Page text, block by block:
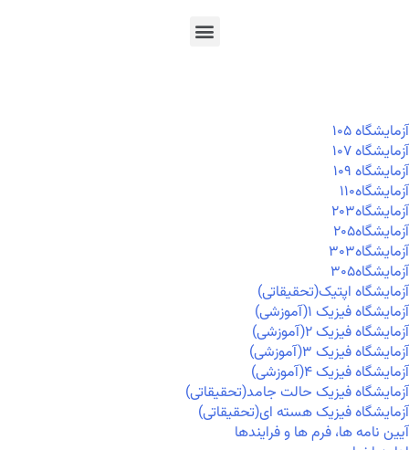
آزمايشگاه ۱۰۵
آزمايشگاه ۱۰۷
آزمايشگاه ۱۰۹
آزمايشگاه۱۱۰
آزمايشگاه۲۰۳
آزمايشگاه۲۰۵
آزمايشگاه۳۰۳
آزمايشگاه۳۰۵
آزمایشگاه اپتیک(تحقیقاتی)
آزمایشگاه فیزیک ۱(آموزشی)
آزمایشگاه فیزیک ۲(آموزشی)
آزمایشگاه فیزیک ۳(آموزشی)
آزمایشگاه فیزیک ۴(آموزشی)
آزمایشگاه فیزیک حالت جامد(تحقیقاتی)
آزمایشگاه فیزیک هسته ای(تحقیقاتی)
آیین نامه ها، فرم ها و فرایندها